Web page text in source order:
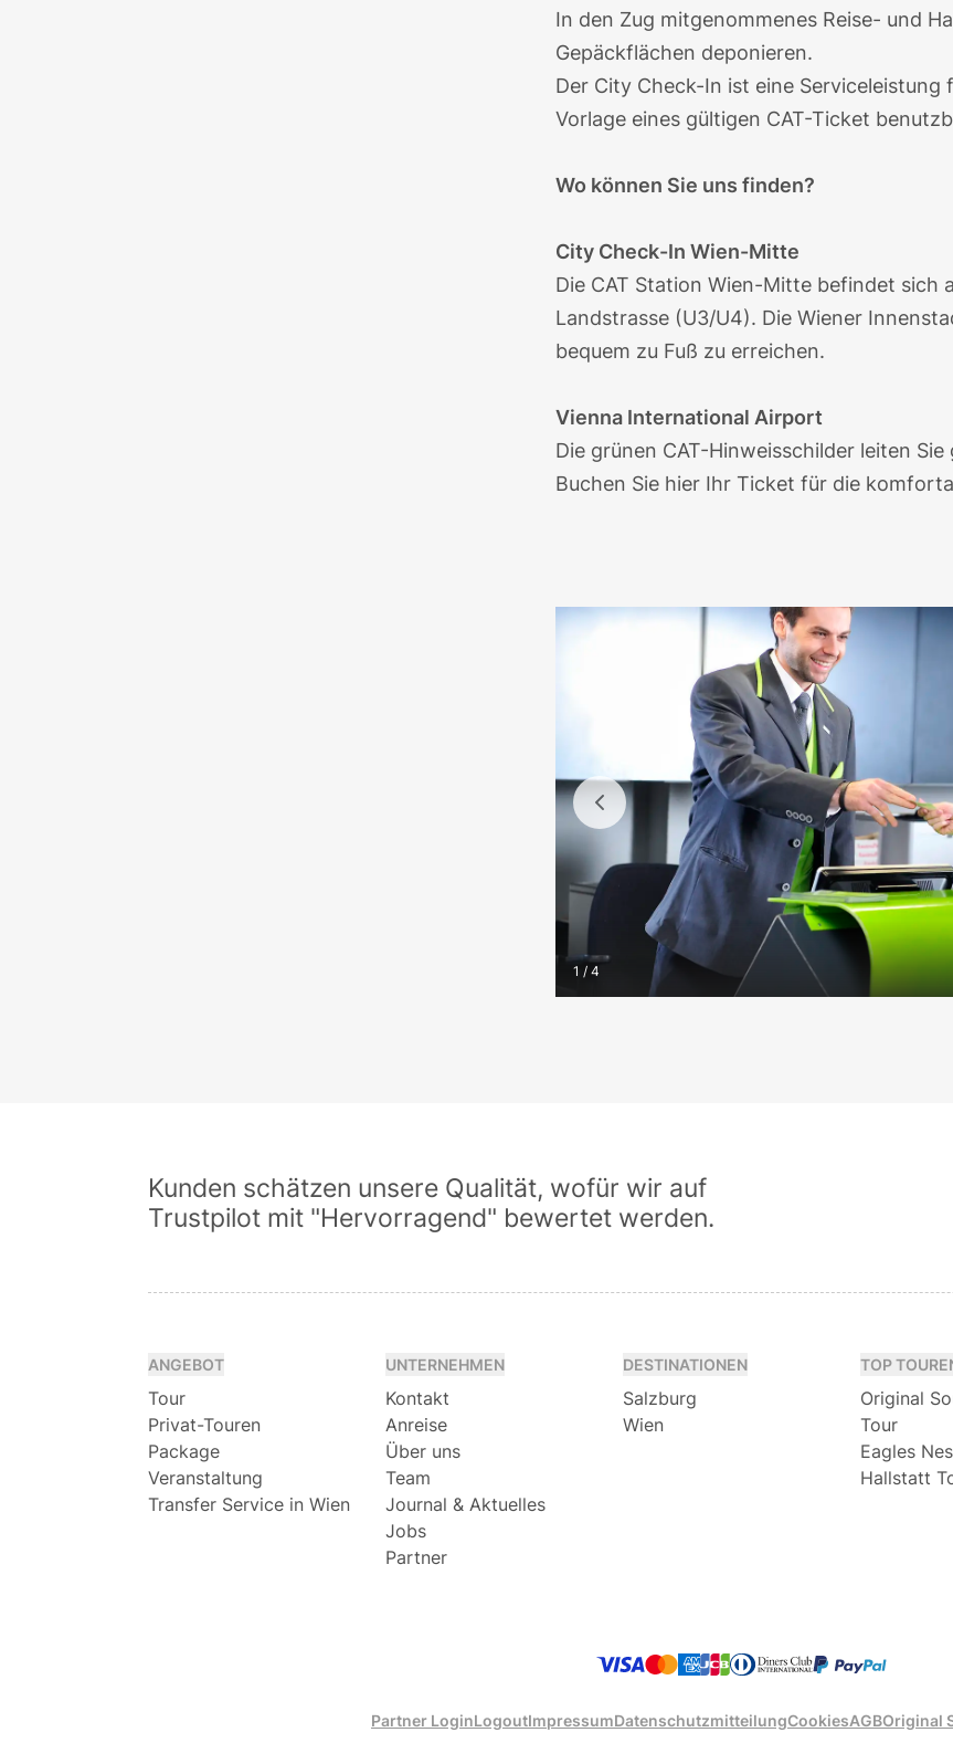
In den Zug mitgenommenes Reise- und
Gepäckflächen deponieren.
Der City Check-In ist eine Serviceleistung
Vorlage eines gültigen CAT-Ticket
Wo können Sie uns finden?
City Check-In Wien-Mitte
Die CAT Station Wien-Mitte befindet sich
Landstrasse (U3/U4). Die Wiener
bequem zu Fuß zu erreichen.
Vienna International Airport
Die grünen CAT-Hinweisschilder leiten
Buchen Sie hier Ihr Ticket für die
1 / 4
Kunden schätzen unsere Qualität, wofür wir auf
Trustpilot mit "Hervorragend" bewertet werden.
ANGEBOT
Tour
Privat-Touren
Package
Veranstaltung
Transfer Service in Wien
UNTERNEHMEN
Kontakt
Anreise
Über uns
Team
Journal & Aktuelles
Jobs
Partner
DESTINATIONEN
Salzburg
Wien
TOP
Original
Tour
Eagles
Hallstatt
Partner LoginLogoutImpressumDatenschutzmitteilungCookiesAGBOriginal